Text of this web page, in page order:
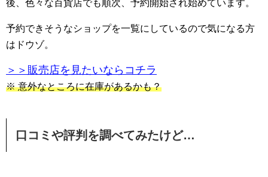
後、色々な百貨店でも順次、予約開始され始めています。
予約できそうなショップを一覧にしているので気になる方
はドウゾ。
＞＞販売店を見たいならコチラ
※ 意外なところに在庫があるかも？
口コミや評判を調べてみたけど…